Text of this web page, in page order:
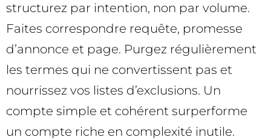
structurez par intention, non par volume.
Faites correspondre requête, promesse
d’annonce et page. Purgez régulièrement
les termes qui ne convertissent pas et
nourrissez vos listes d’exclusions. Un
compte simple et cohérent surperforme
un compte riche en complexité inutile.